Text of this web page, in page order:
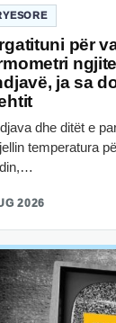
për
ja sa
dhe ditët e
temperatura
2026